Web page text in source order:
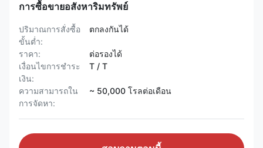
การซื้อขายอสังหาริมทรัพย์
ปริมาณการสั่งซื้อ
ขั้นต่ำ:
ตกลงกันได้
ราคา:
ต่อรองได้
เงื่อนไขการชำระ
เงิน:
T / T
ความสามารถใน
การจัดหา:
~ 50,000 โรลต่อเดือน